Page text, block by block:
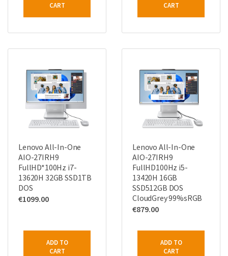
CART
CART
Lenovo All-In-One
AIO-27IRH9
FullHD*100Hz i7-
13620H 32GB SSD1TB
DOS
€1099.00
ADD TO
CART
Lenovo All-In-One
AIO-27IRH9
FullHD100Hz i5-
13420H 16GB
SSD512GB DOS
CloudGrey 99%sRGB
€879.00
ADD TO
CART